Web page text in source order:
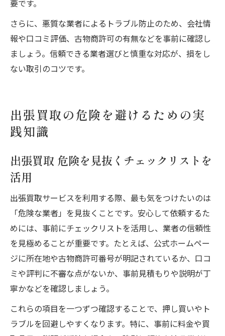
要です。
さらに、悪質な業者によるトラブル防止のため、会社情
報や口コミ評価、古物商許可の有無などを事前に確認し
ましょう。信頼できる業者選びと慎重な対応が、損をし
ない取引のコツです。
出張買取の危険を避けるための実
践知識
出張買取 危険を見抜くチェックリストを
活用
出張買取サービスを利用する際、最も気をつけたいのは
「危険な業者」を見抜くことです。安心して依頼するた
めには、事前にチェックリストを活用し、業者の信頼性
を見極めることが重要です。たとえば、公式ホームペー
ジに所在地や古物商許可番号が明記されているか、口コ
ミや評判に不審な点がないか、事前見積もりや説明が丁
寧かなどを確認しましょう。
これらの項目を一つずつ確認することで、押し買いやト
ラブルを回避しやすくなります。特に、事前に料金や買